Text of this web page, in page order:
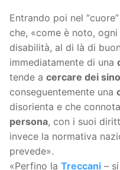
Entrando poi nel
che, «come è noto,
disabilità, al di là di
immediatamente di una
tende a cercare dei
conseguentemente una
disorienta e che connota
persona, con i suoi
invece la normativa
prevede».
«Perfino la Treccani –